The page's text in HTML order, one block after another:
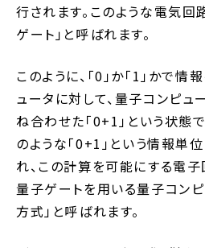
行されます。このような電気回
ゲート」と呼ばれます。
このように、「0」か「1」かで
ュータに対して、量子コンピュ
ね合わせた「0+1」という状態
のような「0+1」という情報単
れ、この計算を可能にする電子
量子ゲートを用いる量子コン
方式」と呼ばれます。